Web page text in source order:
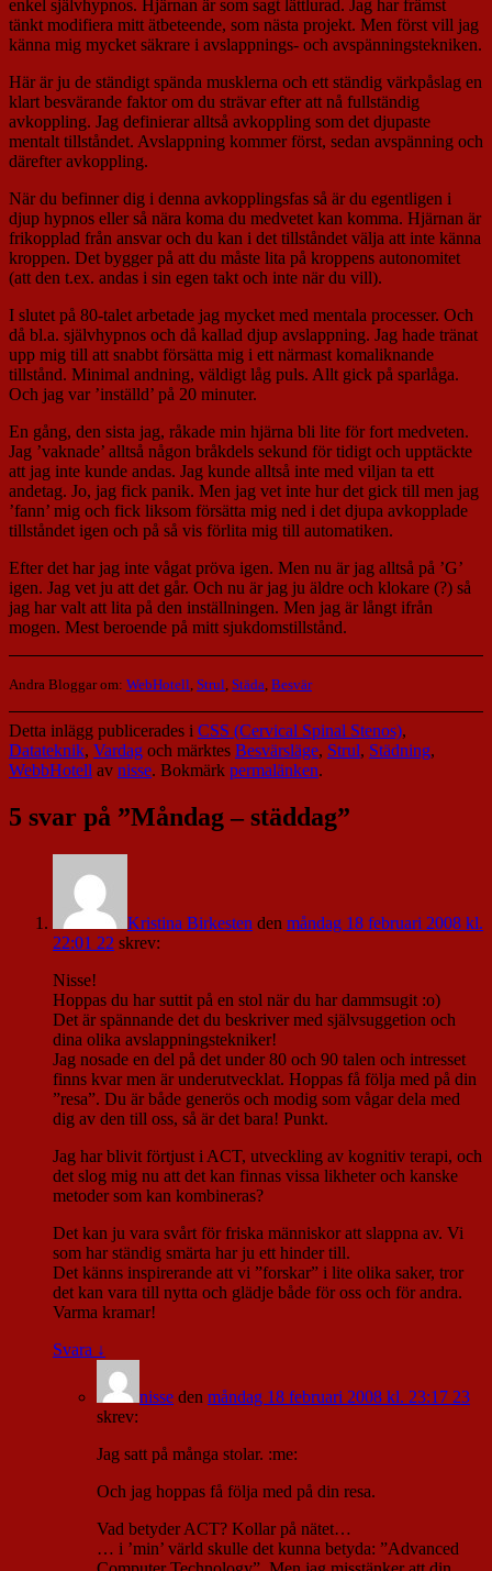
enkel självhypnos. Hjärnan är som sagt lättlurad. Jag har främst
tänkt modifiera mitt ätbeteende, som nästa projekt. Men först vill jag
känna mig mycket säkrare i avslappnings- och avspänningstekniken.
Här är ju de ständigt spända musklerna och ett ständig värkpåslag en
klart besvärande faktor om du strävar efter att nå fullständig
avkoppling. Jag definierar alltså avkoppling som det djupaste
mentalt tillståndet. Avslappning kommer först, sedan avspänning och
därefter avkoppling.
När du befinner dig i denna avkopplingsfas så är du egentligen i
djup hypnos eller så nära koma du medvetet kan komma. Hjärnan är
frikopplad från ansvar och du kan i det tillståndet välja att inte känna
kroppen. Det bygger på att du måste lita på kroppens autonomitet
(att den t.ex. andas i sin egen takt och inte när du vill).
I slutet på 80-talet arbetade jag mycket med mentala processer. Och
då bl.a. självhypnos och då kallad djup avslappning. Jag hade tränat
upp mig till att snabbt försätta mig i ett närmast komaliknande
tillstånd. Minimal andning, väldigt låg puls. Allt gick på sparlåga.
Och jag var ’inställd’ på 20 minuter.
En gång, den sista jag, råkade min hjärna bli lite för fort medveten.
Jag ’vaknade’ alltså någon bråkdels sekund för tidigt och upptäckte
att jag inte kunde andas. Jag kunde alltså inte med viljan ta ett
andetag. Jo, jag fick panik. Men jag vet inte hur det gick till men jag
’fann’ mig och fick liksom försätta mig ned i det djupa avkopplade
tillståndet igen och på så vis förlita mig till automatiken.
Efter det har jag inte vågat pröva igen. Men nu är jag alltså på ’G’
igen. Jag vet ju att det går. Och nu är jag ju äldre och klokare (?) så
jag har valt att lita på den inställningen. Men jag är långt ifrån
mogen. Mest beroende på mitt sjukdomstillstånd.
Andra Bloggar om: WebHotell, Strul, Städa, Besvär
Detta inlägg publicerades i CSS (Cervical Spinal Stenos),
Datateknik, Vardag och märktes Besvärsläge, Strul, Städning,
WebbHotell av nisse. Bokmärk permalänken.
5 svar på ”Måndag – städdag”
Kristina Birkesten den måndag 18 februari 2008 kl.
22:01 22 skrev:
Nisse!
Hoppas du har suttit på en stol när du har dammsugit :o)
Det är spännande det du beskriver med självsuggetion och
dina olika avslappningstekniker!
Jag nosade en del på det under 80 och 90 talen och intresset
finns kvar men är underutvecklat. Hoppas få följa med på din
”resa”. Du är både generös och modig som vågar dela med
dig av den till oss, så är det bara! Punkt.
Jag har blivit förtjust i ACT, utveckling av kognitiv terapi, och
det slog mig nu att det kan finnas vissa likheter och kanske
metoder som kan kombineras?
Det kan ju vara svårt för friska människor att slappna av. Vi
som har ständig smärta har ju ett hinder till.
Det känns inspirerande att vi ”forskar” i lite olika saker, tror
det kan vara till nytta och glädje både för oss och för andra.
Varma kramar!
Svara ↓
nisse den måndag 18 februari 2008 kl. 23:17 23
skrev:
Jag satt på många stolar. :me:
Och jag hoppas få följa med på din resa.
Vad betyder ACT? Kollar på nätet…
… i ’min’ värld skulle det kunna betyda: ”Advanced